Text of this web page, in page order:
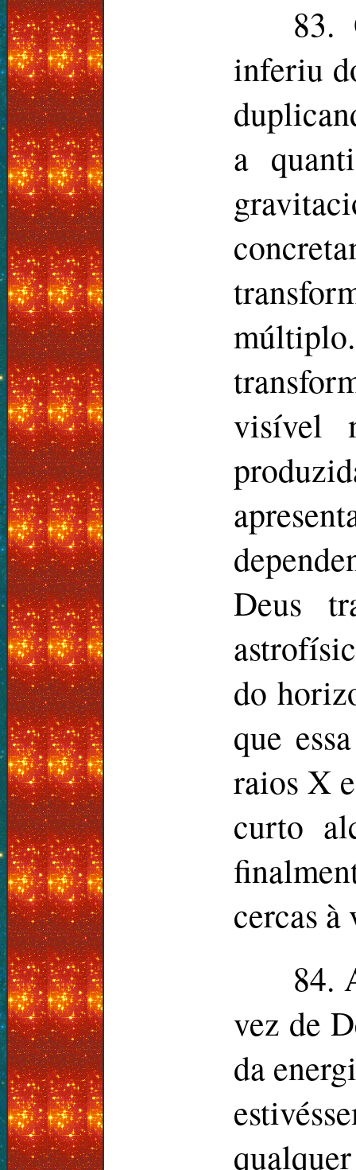
83.
inferiu
a
visível
Deus
do
que
raios X
curto
cercas
84.
vez de
da